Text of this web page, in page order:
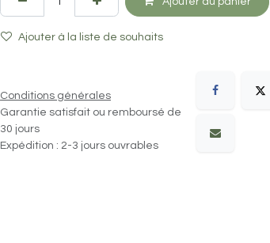
Ajouter à la liste de souhaits
Conditions générales
Garantie satisfait ou remboursé de
30 jours
Expédition : 2-3 jours ouvrables